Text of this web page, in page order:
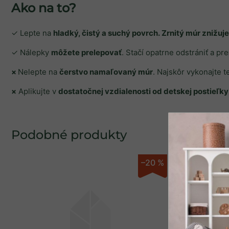
Ako na to?
✓ Lepte na hladký, čistý a suchý povrch. Zrnitý múr
✓ Nálepky môžete prelepovať. Stačí opatrne odstrániť a
× Nelepte na čerstvo namaľovaný múr. Najskôr vykonajte
× Aplikujte v dostatočnej vzdialenosti od detskej postieľky
–20 %
SPÄŤ DO